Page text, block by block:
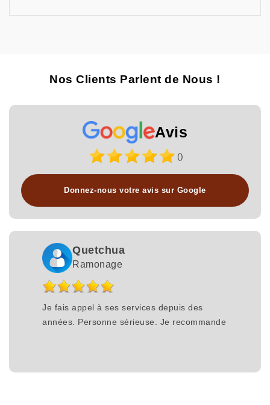
Nos Clients Parlent de Nous !
Avis
()
Donnez-nous votre avis sur Google
Quetchua
Ramonage
Je fais appel à ses services depuis des
années. Personne sérieuse. Je recommande